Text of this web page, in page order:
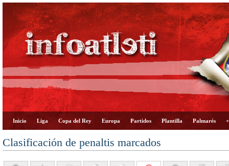
Inicio Liga Copa del Rey Europa Partidos Plantilla Palmarés
Clasificación de penaltis marcados